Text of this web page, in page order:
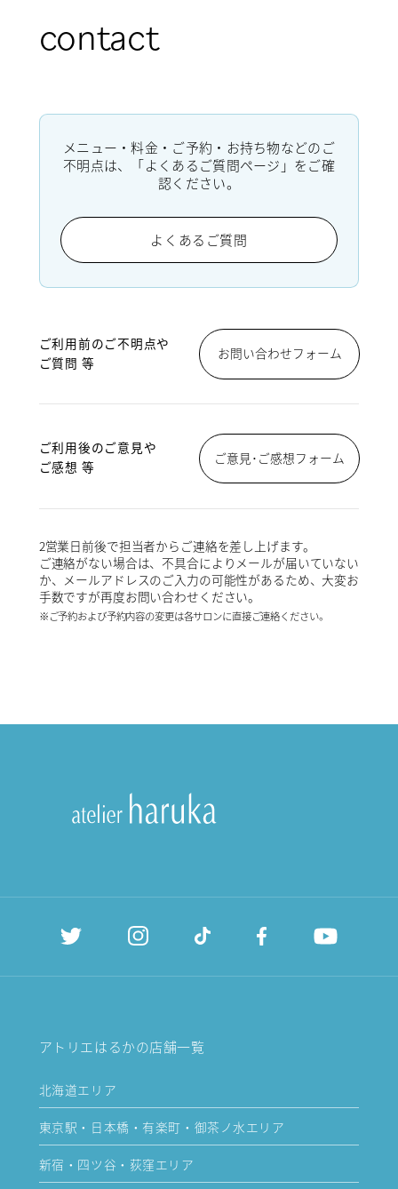
contact
メニュー・料金・ご予約・お持ち物などのご
不明点は、「よくあるご質問ページ」をご確
認ください。
よくあるご質問
ご利用前のご不明点や
ご質問 等
お問い合わせフォーム
ご利用後のご意見や
ご感想 等
ご意見･ご感想フォーム
2営業日前後で担当者からご連絡を差し上げます。
ご連絡がない場合は、不具合によりメールが届いていない
か、メールアドレスのご入力の可能性があるため、大変お
手数ですが再度お問い合わせください。
※ご予約および予約内容の変更は各サロンに直接ご連絡ください。
アトリエはるかの店舗一覧
北海道エリア
東京駅・日本橋・有楽町・御茶ノ水エリア
新宿・四ツ谷・荻窪エリア